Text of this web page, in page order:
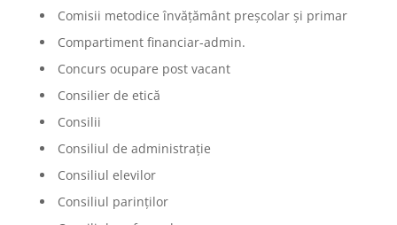
Comisii metodice învățământ preșcolar și primar
Compartiment financiar-admin.
Concurs ocupare post vacant
Consilier de etică
Consilii
Consiliul de administrație
Consiliul elevilor
Consiliul parinților